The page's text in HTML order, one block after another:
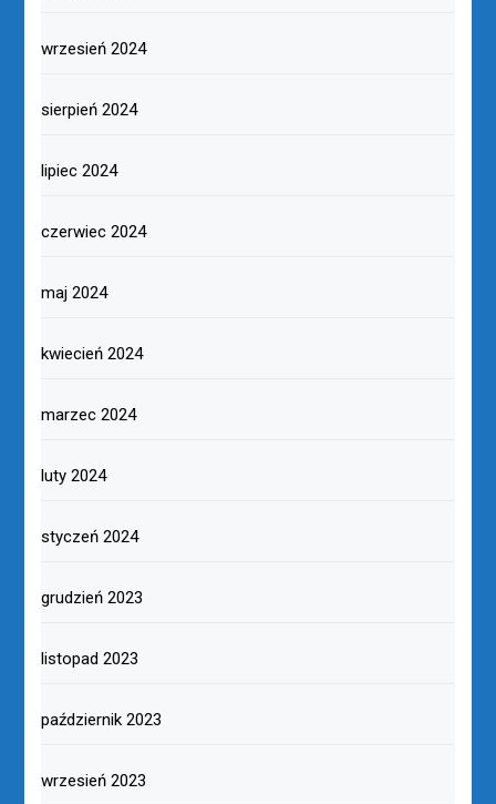
wrzesień 2024
sierpień 2024
lipiec 2024
czerwiec 2024
maj 2024
kwiecień 2024
marzec 2024
luty 2024
styczeń 2024
grudzień 2023
listopad 2023
październik 2023
wrzesień 2023